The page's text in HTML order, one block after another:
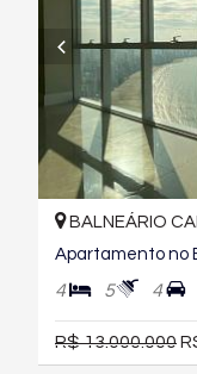
BALNEÁRIO
Apartamento no
4 5 4
R$ 13.000.000